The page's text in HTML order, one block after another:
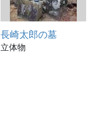
長崎太郎の墓
立体物